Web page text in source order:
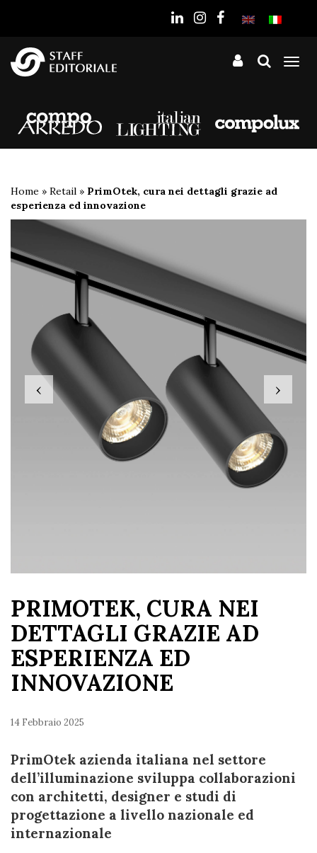
Home » Retail » PrimOtek, cura nei dettagli grazie ad
esperienza ed innovazione
‹ ›
PRIMOTEK, CURA NEI
DETTAGLI GRAZIE AD
ESPERIENZA ED
INNOVAZIONE
14 Febbraio 2025
PrimOtek azienda italiana nel settore
dell’illuminazione sviluppa collaborazioni
con architetti, designer e studi di
progettazione a livello nazionale ed
internazionale